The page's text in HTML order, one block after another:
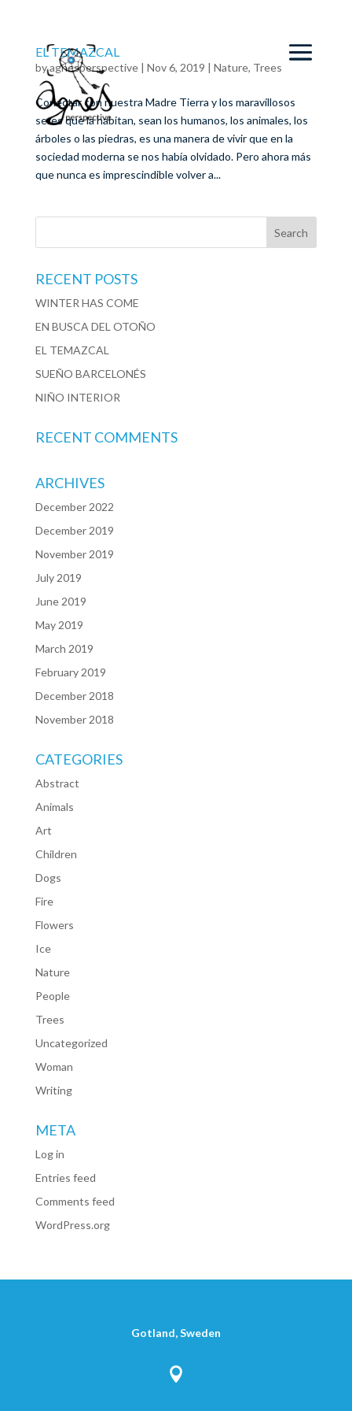
EL TEMAZCAL
byagnesperspective| Nov 6, 2019 | Nature, Trees
Conectar con nuestra Madre Tierra y los maravillosos
seres que la habitan, sean los humanos, los animales, los
árboles o las piedras, es una manera de vivir que en la
sociedad moderna se nos había olvidado. Pero ahora más
que nunca es imprescindible volver a...
RECENT POSTS
WINTER HAS COME
EN BUSCA DEL OTOÑO
EL TEMAZCAL
SUEÑO BARCELONÉS
NIÑO INTERIOR
RECENT COMMENTS
ARCHIVES
December 2022
December 2019
November 2019
July 2019
June 2019
May 2019
March 2019
February 2019
December 2018
November 2018
CATEGORIES
Abstract
Animals
Art
Children
Dogs
Fire
Flowers
Ice
Nature
People
Trees
Uncategorized
Woman
Writing
META
Log in
Entries feed
Comments feed
WordPress.org
Gotland, Sweden
